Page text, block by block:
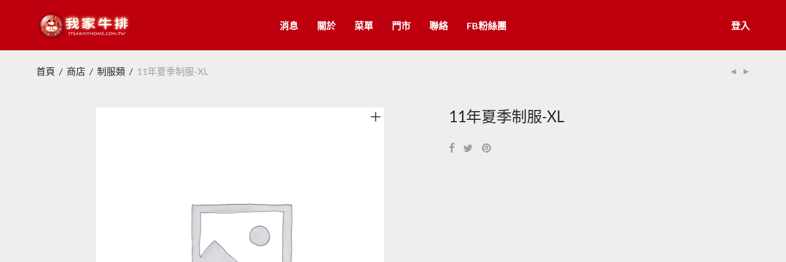
消息 關於 菜單 門市 聯絡 FB粉絲團 登入
首頁 / 商店 / 制服類 / 11年夏季制服-XL
11年夏季制服-XL